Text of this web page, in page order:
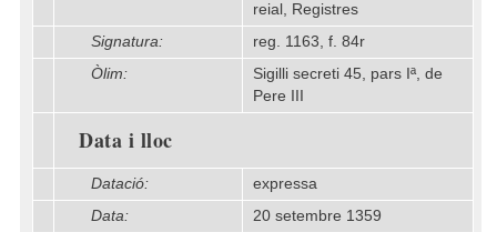
reial, Registres
Signatura:
reg. 1163, f. 84r
Òlim:
Sigilli secreti 45, pars Iª, de
Pere III
Data i lloc
Datació:
expressa
Data:
20 setembre 1359